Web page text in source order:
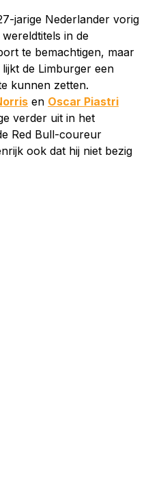
jarige Nederlander vorig
in de
te bemachtigen, maar
de Limburger een
kunnen zetten.
en Oscar Piastri
verder uit in het
Red Bull-coureur
ook dat hij niet bezig